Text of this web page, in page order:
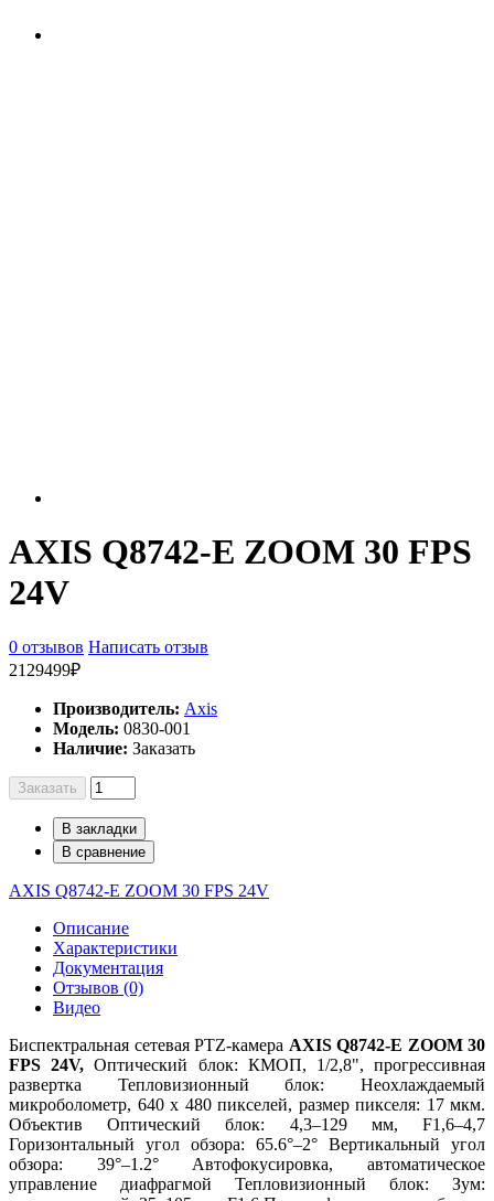
AXIS Q8742-E ZOOM 30 FPS
24V
0 отзывов Написать отзыв
2129499₽
Производитель: Axis
Модель: 0830-001
Наличие: Заказать
Заказать
В закладки
В сравнение
AXIS Q8742-E ZOOM 30 FPS 24V
Описание
Характеристики
Документация
Отзывов (0)
Видео
Биспектральная сетевая PTZ-камера AXIS Q8742-E ZOOM 30
FPS 24V,Оптический блок: КМОП, 1/2,8", прогрессивная
развертка Тепловизионный блок: Неохлаждаемый
микроболометр, 640 x 480 пикселей, размер пикселя: 17 мкм.
Объектив Оптический блок: 4,3–129 мм, F1,6–4,7
Горизонтальный угол обзора: 65.6°–2° Вертикальный угол
обзора: 39°–1.2° Автофокусировка, автоматическое
управление диафрагмой Тепловизионный блок: Зум: